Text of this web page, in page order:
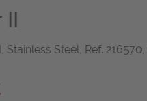
II
Stainless Steel, Ref. 216570,